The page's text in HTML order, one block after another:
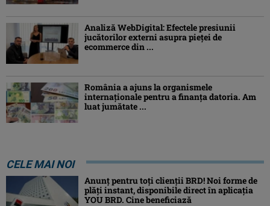
Analiză WebDigital: Efectele presiunii
jucătorilor externi asupra pieței de
ecommerce din ...
România a ajuns la organismele
internaționale pentru a finanța datoria. Am
luat jumătate ...
CELE MAI NOI
Anunț pentru toți clienții BRD! Noi forme de
plăți instant, disponibile direct în aplicația
YOU BRD. Cine beneficiază